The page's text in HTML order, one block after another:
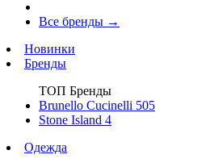
Все бренды →
Новинки
Бренды
ТОП Бренды
Brunello Cucinelli 505
Stone Island 4
Одежда